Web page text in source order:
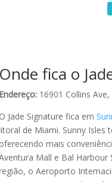
Onde fica o
Endereço: 16901 Collins
O Jade Signature fica em
de Miami. Sunny Isles
oferecendo mais
Mall e Bal
o Aeroporto